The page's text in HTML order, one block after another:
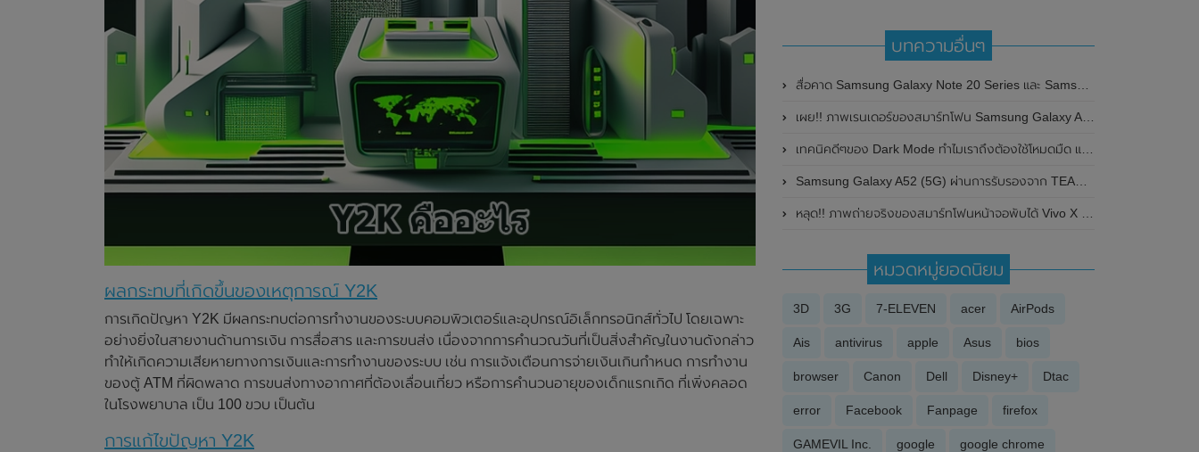
ผลกระทบที่เกิดขึ้นของเหตุการณ์ Y2K
การเกิดปัญหา Y2K มีผลกระทบต่อการทำงานของระบบคอมพิวเตอร์และอุปกรณ์อิเล็กทรอนิกส์ทั่วไป โดยเฉพาะ
อย่างยิ่งในสายงานด้านการเงิน การสื่อสาร และการขนส่ง เนื่องจากการคำนวณวันที่เป็นสิ่งสำคัญในงานดังกล่าว
ทำให้เกิดความเสียหายทางการเงินและการทำงานของระบบ เช่น การแจ้งเตือนการจ่ายเงินเกินกำหนด การทำงาน
ของตู้ ATM ที่ผิดพลาด การขนส่งทางอากาศที่ต้องเลื่อนเที่ยว หรือการคำนวนอายุของเด็กแรกเกิด ที่เพิ่งคลอด
ในโรงพยาบาล เป็น 100 ขวบ เป็นต้น
การแก้ไขปัญหา Y2K
บทความอื่นๆ
สื่อคาด Samsung Galaxy Note 20 Series และ Samsung Galaxy Fold 2 จะเปิดตัวอย่างเป็นทางการในวันที่ 5 สิงหาคม 2020 นี้
เผย!! ภาพเรนเดอร์ของสมาร์ทโฟน Samsung Galaxy A55 โชว์ดีไซน์รอบด้านทั้งหน้าและหลัง
เทคนิคดีๆของ Dark Mode ทำไมเราถึงต้องใช้โหมดมืด และดีกว่าโหมดปกติอย่างไร
Samsung Galaxy A52 (5G) ผ่านการรับรองจาก TEANN ประเทศจีนแล้ว พร้อมเผยดีไซน์และรายละเอียดสเปกที่สำคัญบางส่วน
หลุด!! ภาพถ่ายจริงของสมาร์ทโฟนหน้าจอพับได้ Vivo X Flip พร้อมรายละเอียดสเปก ก่อนเปิดตัวอย่างเป็นทางการในวันที่ 20 เมษายน 2023 นี้
หมวดหมู่ยอดนิยม
3D 3G 7-ELEVEN acer AirPods
Ais antivirus apple Asus bios
browser Canon Dell Disney+ Dtac
error Facebook Fanpage firefox
GAMEVIL Inc. google google chrome